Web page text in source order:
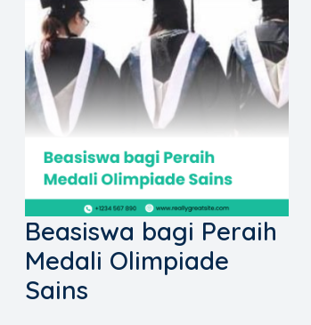
Beasiswa bagi Peraih
Medali Olimpiade
Sains